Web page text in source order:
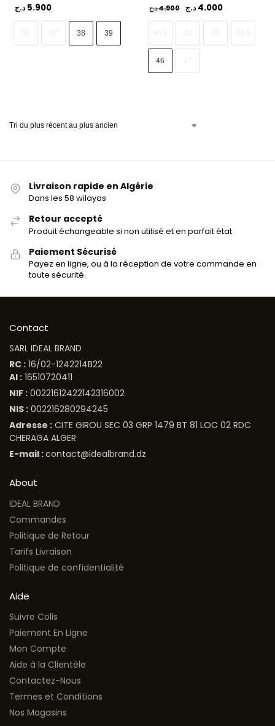
5.900 د.ج
38 39
4.900د.ج 4.000 د.ج
46
Livraison rapide en Algérie
Dans les 58 wilayas
Retour accepté
Produit échangeable si non utilisé et en parfait état
Paiement Sécurisé
Payez en ligne, ou à la réception de votre commande en
toute sécurité.
Contact
SARL IDEAL BRAND
RC : 16/02-1242214B22
AI : 16510720411
NIF : 00221612422142316002
NIS : 002216280294245
Adresse : CITE GIROU SEC 03 GRP 1479 BT 81 LOC 02 RDC
CHERAGA ALGER
E-mail :contact@idealbrand.dz
About
IDEAL BRAND
Commandes
Politique de Retour
Tarifs Livraison
Politique de confidentialité
Aide
Suivre Colis
Paiement En Ligne
Mon Compte
Aide à la Clientèle
Contactez-Nous
Termes et Conditions
Nos Magasins